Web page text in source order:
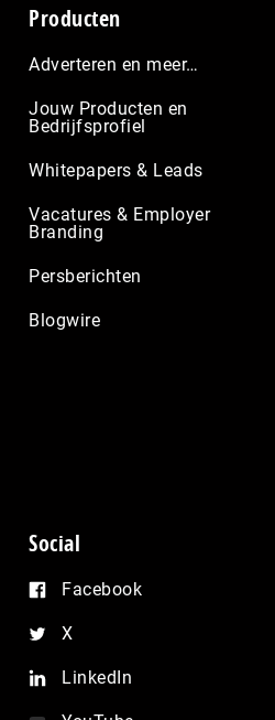
Producten
Adverteren en meer…
Jouw Producten en
Bedrijfsprofiel
Whitepapers & Leads
Vacatures & Employer
Branding
Persberichten
Blogwire
Social
Facebook
X
LinkedIn